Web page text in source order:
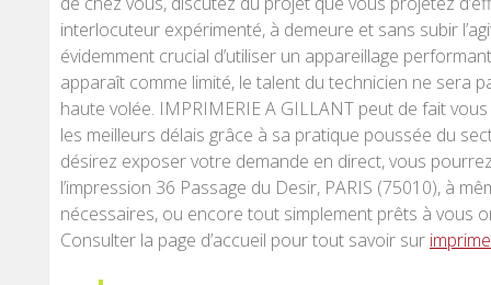
interlocuteur expérimenté, à demeure et sans subir
évidemment crucial d’utiliser un appareillage
apparaît comme limité, le talent du technicien ne sera
haute volée. IMPRIMERIE A GILLANT peut de fait
les meilleurs délais grâce à sa pratique poussée du
désirez exposer votre demande en direct, vous
l’impression 36 Passage du Desir, PARIS (75010), à
nécessaires, ou encore tout simplement prêts à vous
Consulter la page d’accueil pour tout savoir sur